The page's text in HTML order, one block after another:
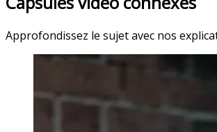
Approfondissez le sujet avec nos